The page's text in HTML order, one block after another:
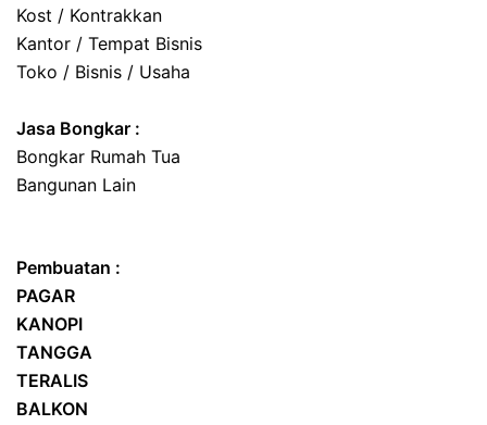
Kost / Kontrakkan
Kantor / Tempat Bisnis
Toko / Bisnis / Usaha
Jasa Bongkar :
Bongkar Rumah Tua
Bangunan Lain
Pembuatan :
PAGAR
KANOPI
TANGGA
TERALIS
BALKON